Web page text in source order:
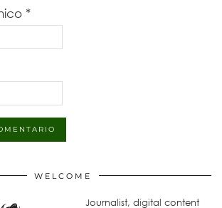
*
WELCOME
Journalist, digital content